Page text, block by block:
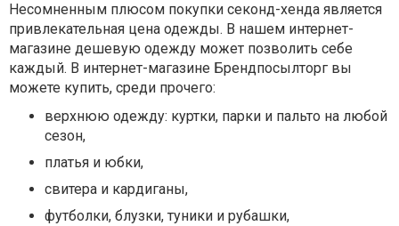
Несомненным плюсом покупки секонд-хенда является
привлекательная цена одежды. В нашем интернет-
магазине дешевую одежду может позволить себе
каждый. В интернет-магазине Брендпосылторг вы
можете купить, среди прочего:
верхнюю одежду: куртки, парки и пальто на любой
сезон,
платья и юбки,
свитера и кардиганы,
футболки, блузки, туники и рубашки,